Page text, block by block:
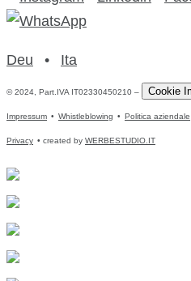
Deu • Ita
© 2024, Part.IVA IT02330450210 – Cookie
Impressum • Whistleblowing • Politica aziendale
Privacy • created by WERBESTUDIO.IT